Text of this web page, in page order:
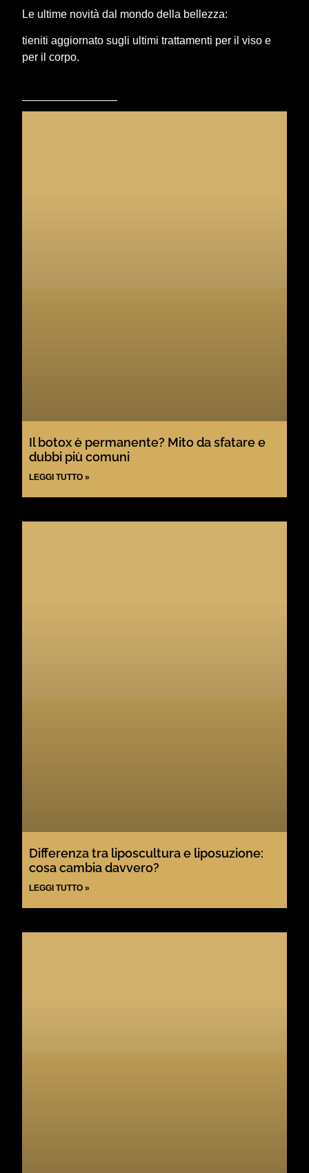
Le ultime novità dal mondo della bellezza:
tieniti aggiornato sugli ultimi trattamenti per il viso e
per il corpo.
Il botox è permanente? Mito da sfatare e
dubbi più comuni
LEGGI TUTTO »
Differenza tra liposcultura e liposuzione:
cosa cambia davvero?
LEGGI TUTTO »